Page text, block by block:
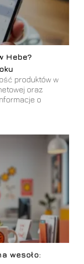
Hebe?
produktów w
oraz
o
wesoło: